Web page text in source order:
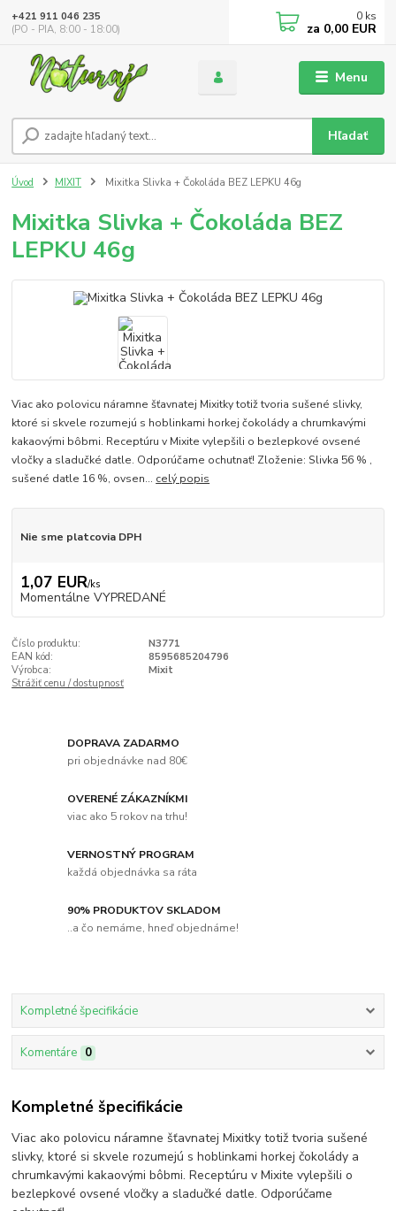
Menu
Hľadať
+421 911 046 235
(PO - PIA, 8:00 - 18:00)
0 ks
za 0,00 EUR
Úvod MIXIT Mixitka Slivka + Čokoláda BEZ LEPKU 46g
Mixitka Slivka + Čokoláda BEZ
LEPKU 46g
Viac ako polovicu náramne šťavnatej Mixitky totiž tvoria sušené slivky,
ktoré si skvele rozumejú s hoblinkami horkej čokolády a chrumkavými
kakaovými bôbmi. Receptúru v Mixite vylepšili o bezlepkové ovsené
vločky a sladučké datle. Odporúčame ochutnať! Zloženie: Slivka 56 % ,
sušené datle 16 %, ovsen... celý popis
Nie sme platcovia DPH
1,07 EUR/ks
Momentálne VYPREDANÉ
Číslo produktu:
N3771
EAN kód:
8595685204796
Výrobca:
Mixit
Strážiť cenu / dostupnosť
DOPRAVA ZADARMO
pri objednávke nad 80€
OVERENÉ ZÁKAZNÍKMI
viac ako 5 rokov na trhu!
VERNOSTNÝ PROGRAM
každá objednávka sa ráta
90% PRODUKTOV SKLADOM
..a čo nemáme, hneď objednáme!
Kompletné špecifikácie
Komentáre 0
Kompletné špecifikácie
Viac ako polovicu náramne šťavnatej Mixitky totiž tvoria sušené
slivky, ktoré si skvele rozumejú s hoblinkami horkej čokolády a
chrumkavými kakaovými bôbmi. Receptúru v Mixite vylepšili o
bezlepkové ovsené vločky a sladučké datle. Odporúčame